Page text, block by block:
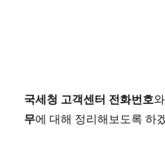
국세청 고객센터 전화번호와
무에 대해 정리해보도록 하